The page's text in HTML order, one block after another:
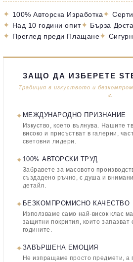
✦ 100% Авторска Изработка✦
✦ Над 10 години опит✦ Бърза
✦ Преглед преди Плащане✦
ЗАЩО ДА ИЗБЕРЕТЕ
Традиция в изкуството и
г.
✦ МЕЖДУНАРОДНО ПРИЗНАНИЕ
Изкуство, което вълнува. Нашите
високо и присъстват в галерии,
световни лидери.
✦ 100% АВТОРСКИ ТРУД
Забравете за масовото
създадено ръчно, с душа и
детайл.
✦ БЕЗКОМПРОМИСНО КАЧЕСТВО
Използваме само най-висок клас
защитни покрития, които
годините.
✦ЗАВЪРШЕНА ЕМОЦИЯ
Не изпращаме просто предмети, а